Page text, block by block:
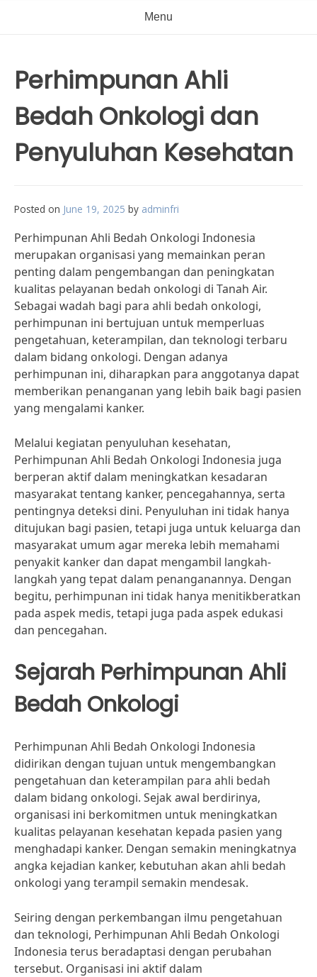
Menu
Perhimpunan Ahli
Bedah Onkologi dan
Penyuluhan Kesehatan
Posted on June 19, 2025 by adminfri
Perhimpunan Ahli Bedah Onkologi Indonesia
merupakan organisasi yang memainkan peran
penting dalam pengembangan dan peningkatan
kualitas pelayanan bedah onkologi di Tanah Air.
Sebagai wadah bagi para ahli bedah onkologi,
perhimpunan ini bertujuan untuk memperluas
pengetahuan, keterampilan, dan teknologi terbaru
dalam bidang onkologi. Dengan adanya
perhimpunan ini, diharapkan para anggotanya dapat
memberikan penanganan yang lebih baik bagi pasien
yang mengalami kanker.
Melalui kegiatan penyuluhan kesehatan,
Perhimpunan Ahli Bedah Onkologi Indonesia juga
berperan aktif dalam meningkatkan kesadaran
masyarakat tentang kanker, pencegahannya, serta
pentingnya deteksi dini. Penyuluhan ini tidak hanya
ditujukan bagi pasien, tetapi juga untuk keluarga dan
masyarakat umum agar mereka lebih memahami
penyakit kanker dan dapat mengambil langkah-
langkah yang tepat dalam penanganannya. Dengan
begitu, perhimpunan ini tidak hanya menitikberatkan
pada aspek medis, tetapi juga pada aspek edukasi
dan pencegahan.
Sejarah Perhimpunan Ahli
Bedah Onkologi
Perhimpunan Ahli Bedah Onkologi Indonesia
didirikan dengan tujuan untuk mengembangkan
pengetahuan dan keterampilan para ahli bedah
dalam bidang onkologi. Sejak awal berdirinya,
organisasi ini berkomitmen untuk meningkatkan
kualitas pelayanan kesehatan kepada pasien yang
menghadapi kanker. Dengan semakin meningkatnya
angka kejadian kanker, kebutuhan akan ahli bedah
onkologi yang terampil semakin mendesak.
Seiring dengan perkembangan ilmu pengetahuan
dan teknologi, Perhimpunan Ahli Bedah Onkologi
Indonesia terus beradaptasi dengan perubahan
tersebut. Organisasi ini aktif dalam